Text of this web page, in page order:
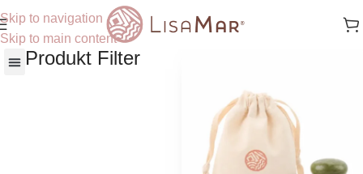
Skip to navigation
Skip to main content
Produkt Filter